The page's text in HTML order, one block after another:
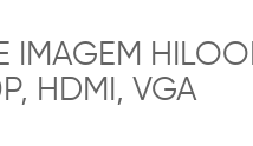
IMAGEM
HDMI, VGA